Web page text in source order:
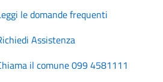
le domande frequenti
Assistenza
il comune 099 4581111